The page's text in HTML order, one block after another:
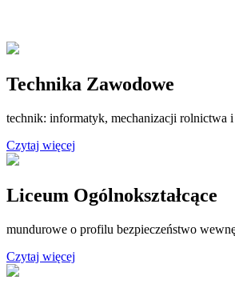
Technika Zawodowe
technik: informatyk, mechanizacji rolnictwa
Czytaj więcej
Liceum Ogólnokształcące
mundurowe o profilu bezpieczeństwo
Czytaj więcej